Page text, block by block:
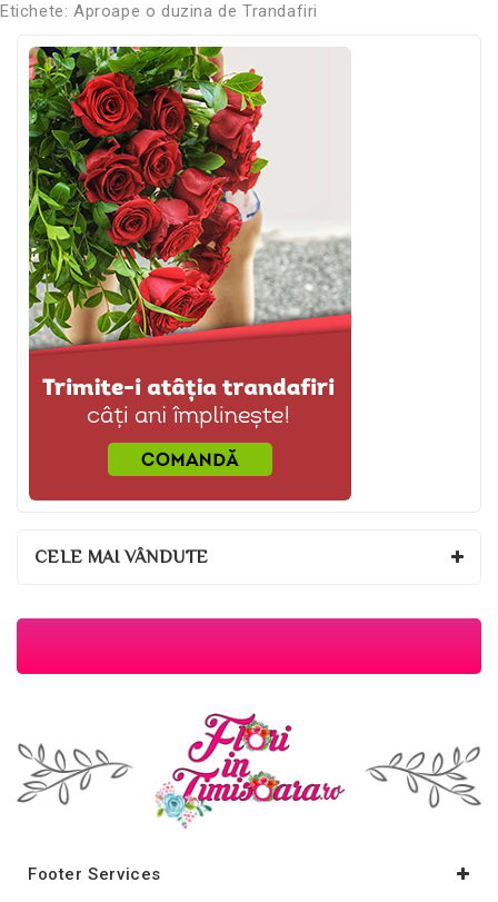
Etichete: Aproape o duzina de Trandafiri
CELE MAI VÂNDUTE
Footer Services